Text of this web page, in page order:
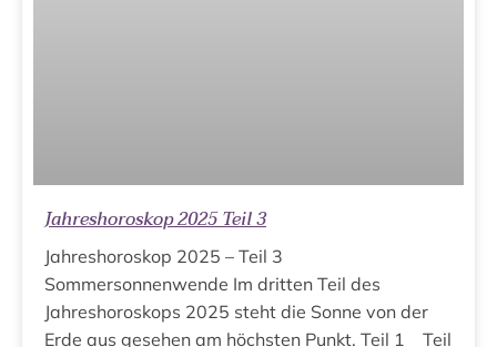
Jahreshoroskop 2025 Teil 3
Jahreshoroskop 2025 – Teil 3
Sommersonnenwende Im dritten Teil des
Jahreshoroskops 2025 steht die Sonne von der
Erde aus gesehen am höchsten Punkt. Teil 1 Teil